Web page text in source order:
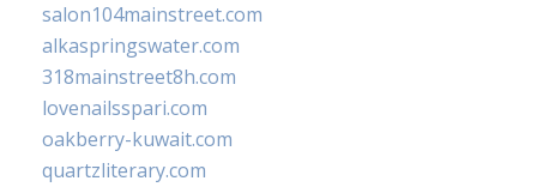
salon104mainstreet.com
alkaspringswater.com
318mainstreet8h.com
lovenailsspari.com
oakberry-kuwait.com
quartzliterary.com